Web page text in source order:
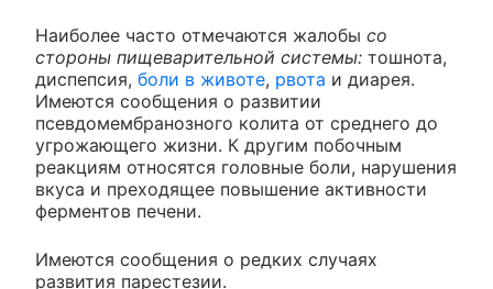
Наиболее часто отмечаются жалобы со
стороны пищеварительной системы: тошнота,
диспепсия, боли в животе, рвота и диарея.
Имеются сообщения о развитии
псевдомембранозного колита от среднего до
угрожающего жизни. К другим побочным
реакциям относятся головные боли, нарушения
вкуса и преходящее повышение активности
ферментов печени.
Имеются сообщения о редких случаях
развития парестезии.